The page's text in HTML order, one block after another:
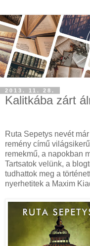
2013. 11. 28.
Kalitkába zárt
Ruta Sepetys nevét
remény című
remekmű, a napokban
Tartsatok velünk, a
tudhattok meg a
nyerhetitek a Maxim